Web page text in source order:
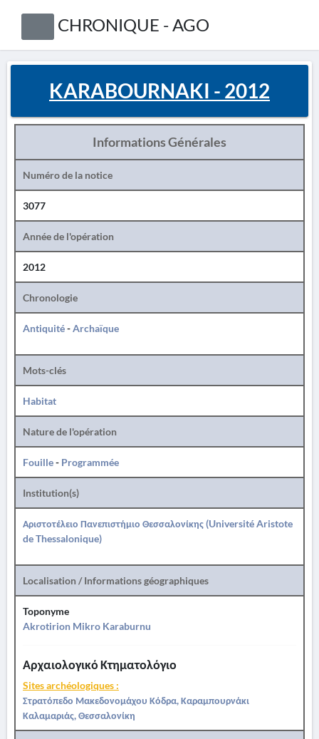
CHRONIQUE - AGO
KARABOURNAKI - 2012
Informations Générales
Numéro de la notice
3077
Année de l'opération
2012
Chronologie
Antiquité-Archaïque
Mots-clés
Habitat
Nature de l'opération
Fouille- Programmée
Institution(s)
Αριστοτέλειο Πανεπιστήμιο Θεσσαλονίκης (Université Aristote
de Thessalonique)
Localisation / Informations géographiques
Toponyme
Akrotirion Mikro Karaburnu
Αρχαιολογικό Κτηματολόγιο
Sites archéologiques :
Στρατόπεδο Μακεδονομάχου Κόδρα, Καραμπουρνάκι
Καλαμαριάς, Θεσσαλονίκη